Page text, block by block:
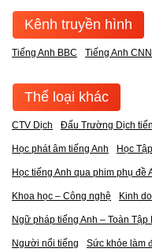
Kênh truyền hình
Tiếng Anh BBC Tiếng Anh CNN
Thể loại khác
CTV Dịch Đấu Trường Dịch
Học phát âm tiếng Anh Học Tập
Học tiếng Anh qua phim phụ đề
Khoa học – Công nghệ Kinh
Ngữ pháp tiếng Anh – Toàn
Người nổi tiếng Sức khỏe làm